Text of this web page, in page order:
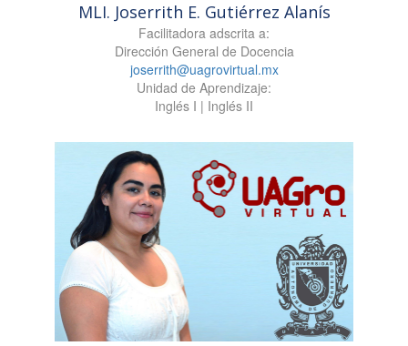
MLI. Joserrith E. Gutiérrez Alanís
Facilitadora adscrita a:
Dirección General de Docencia
joserrith@uagrovirtual.mx
Unidad de Aprendizaje:
Inglés I | Inglés II